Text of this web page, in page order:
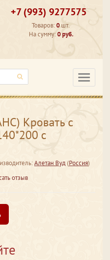
+7 (993) 9277575
Товаров:0 шт.
На сумму:0 руб.
Кровать с
с
Алетан Вуд(Россия)
отзыв